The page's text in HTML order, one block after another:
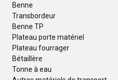
Benne
Transbordeur
Benne TP
Plateau porte matériel
Plateau fourrager
Bétaillère
Tonne à eau